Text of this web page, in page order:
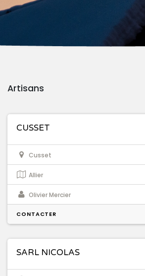
Artisans
CUSSET
Cusset
Allier
Olivier Mercier
CONTACTER
SARL NICOLAS